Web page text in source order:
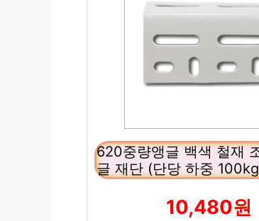
620중량앵글 백색 철재
글 재단 (단당 하중
10,480원